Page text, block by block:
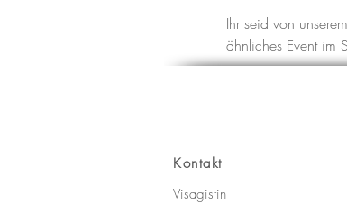
Ihr seid von
ähnliches Event im
Kontakt
Visagistin